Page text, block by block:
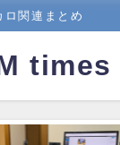
関連まとめ
times